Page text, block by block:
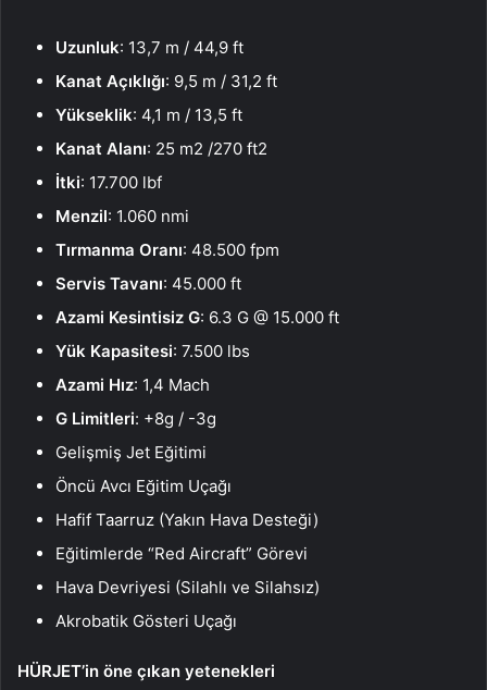
Uzunluk: 13,7 m / 44,9 ft
Kanat Açıklığı: 9,5 m / 31,2 ft
Yükseklik: 4,1 m / 13,5 ft
Kanat Alanı: 25 m2 /270 ft2
İtki: 17.700 lbf
Menzil: 1.060 nmi
Tırmanma Oranı: 48.500 fpm
Servis Tavanı: 45.000 ft
Azami Kesintisiz G: 6.3 G @ 15.000 ft
Yük Kapasitesi: 7.500 lbs
Azami Hız: 1,4 Mach
G Limitleri: +8g / -3g
Gelişmiş Jet Eğitimi
Öncü Avcı Eğitim Uçağı
Hafif Taarruz (Yakın Hava Desteği)
Eğitimlerde “Red Aircraft” Görevi
Hava Devriyesi (Silahlı ve Silahsız)
Akrobatik Gösteri Uçağı
HÜRJET’in öne çıkan yetenekleri